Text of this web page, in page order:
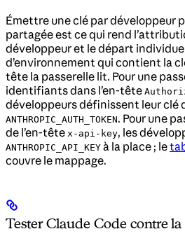
Émettre une clé par développeur
partagée est ce qui rend
développeur et le départ
d’environnement qui contient la
tête la passerelle lit. Pour une
identifiants dans l’en-tête
développeurs définissent leur clé
ANTHROPIC_AUTH_TOKEN. Pour une
de l’en-tête x-api-key, les
ANTHROPIC_API_KEY à la place ; le
couvre le mappage.
Tester Claude Code contre la